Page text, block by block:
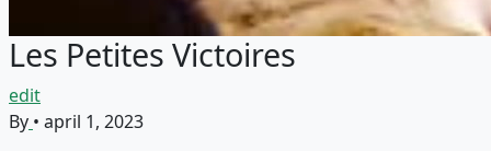
Les Petites Victoires
edit
By • april 1, 2023